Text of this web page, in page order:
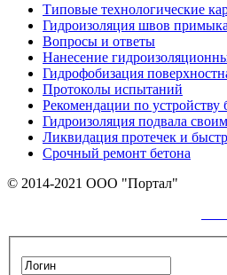
Типовые технологические
Гидроизоляция швов
Вопросы и ответы
Нанесение
Гидрофобизация
Протоколы испытаний
Рекомендации по устройству
Гидроизоляция подвала
Ликвидация протечек и
Срочный ремонт бетона
© 2014-2021 ООО "Портал"